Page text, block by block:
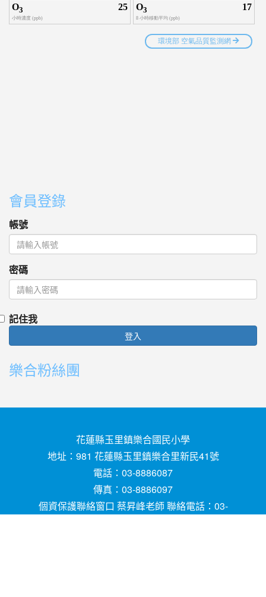
會員登錄
帳號
密碼
記住我
登入
樂合粉絲團
花蓮縣玉里鎮樂合國民小學
地址：981 花蓮縣玉里鎮樂合里新民41號
電話：03-8886087
傳真：03-8886097
個資保護聯絡窗口 蔡昇峰老師 聯絡電話：03-